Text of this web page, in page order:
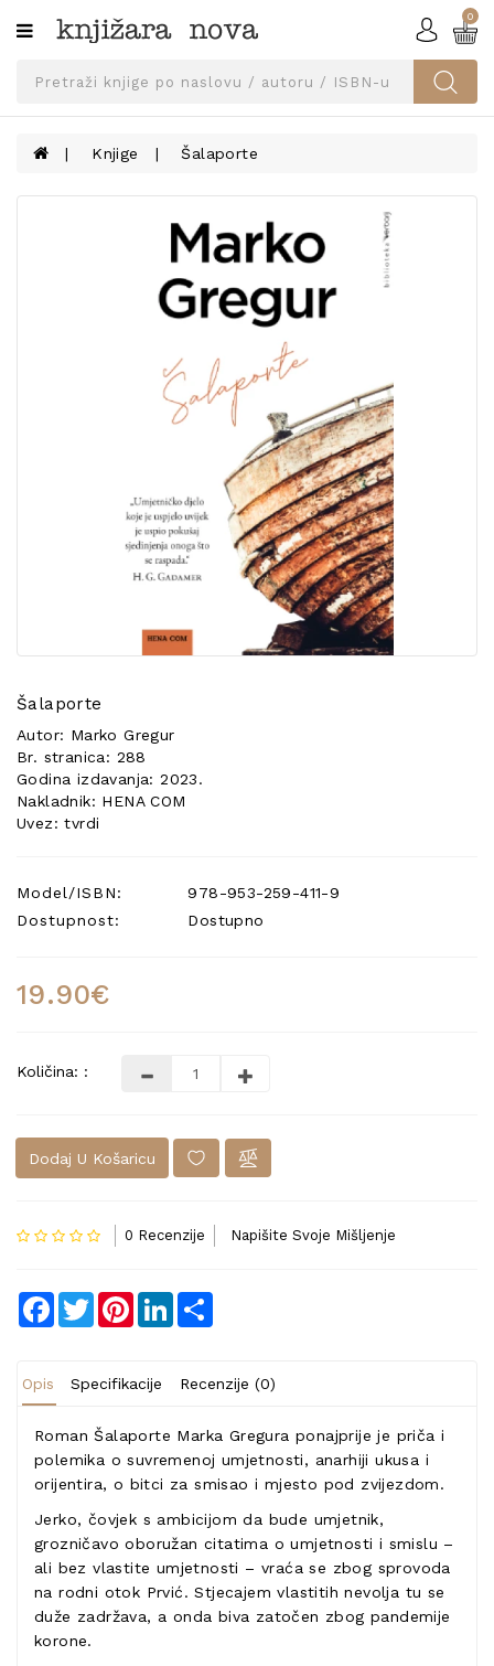
Kategorije
SVEUČILIŠNA
UDŽBENICI
KNJIGE
0
Knjige Šalaporte
Šalaporte
Autor: Marko Gregur
Br. stranica: 288
Godina izdavanja: 2023.
Nakladnik: HENA COM
Uvez: tvrdi
Model/ISBN:
978-953-259-411-9
Dostupnost:
Dostupno
19.90€
Količina: :
Dodaj U Košaricu
0 Recenzije Napišite Svoje Mišljenje
Facebook
TwitterPinterestLinkedIn
Opis Specifikacije Recenzije (0)
Roman Šalaporte Marka Gregura ponajprije je priča i
polemika o suvremenoj umjetnosti, anarhiji ukusa i
orijentira, o bitci za smisao i mjesto pod zvijezdom.
Jerko, čovjek s ambicijom da bude umjetnik,
grozničavo oboružan citatima o umjetnosti i smislu –
ali bez vlastite umjetnosti – vraća se zbog sprovoda
na rodni otok Prvić. Stjecajem vlastitih nevolja tu se
duže zadržava, a onda biva zatočen zbog pandemije
korone.